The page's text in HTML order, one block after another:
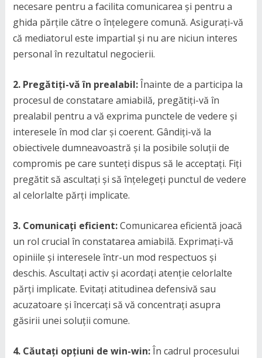
necesare pentru a facilita comunicarea și pentru a
ghida părțile către o înțelegere comună. Asigurați-vă
că mediatorul este impartial și nu are niciun interes
personal în rezultatul negocierii.
2. Pregătiți-vă în prealabil:Înainte de a participa la
procesul de constatare amiabilă, pregătiți-vă în
prealabil pentru a vă exprima punctele de vedere și
interesele în mod clar și coerent. Gândiți-vă la
obiectivele dumneavoastră și la posibile soluții de
compromis pe care sunteți dispus să le acceptați. Fiți
pregătit să ascultați și să înțelegeți punctul de vedere
al celorlalte părți implicate.
3. Comunicați eficient:Comunicarea eficientă joacă
un rol crucial în constatarea amiabilă. Exprimați-vă
opiniile și interesele într-un mod respectuos și
deschis. Ascultați activ și acordați atenție celorlalte
părți implicate. Evitați atitudinea defensivă sau
acuzatoare și încercați să vă concentrați asupra
găsirii unei soluții comune.
4. Căutați opțiuni de win-win:În cadrul procesului